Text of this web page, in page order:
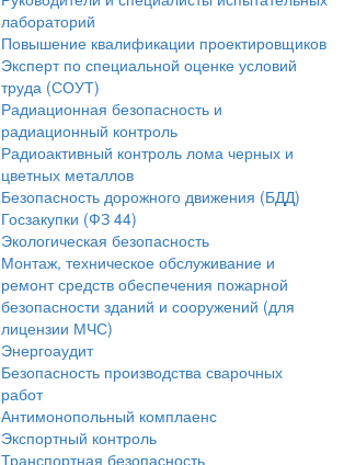
лабораторий
Повышение квалификации проектировщиков
Эксперт по специальной оценке условий
труда (СОУТ)
Радиационная безопасность и
радиационный контроль
Радиоактивный контроль лома черных и
цветных металлов
Безопасность дорожного движения (БДД)
Госзакупки (ФЗ 44)
Экологическая безопасность
Монтаж, техническое обслуживание и
ремонт средств обеспечения пожарной
безопасности зданий и сооружений (для
лицензии МЧС)
Энергоаудит
Безопасность производства сварочных
работ
Антимонопольный комплаенс
Экспортный контроль
Транспортная безопасность